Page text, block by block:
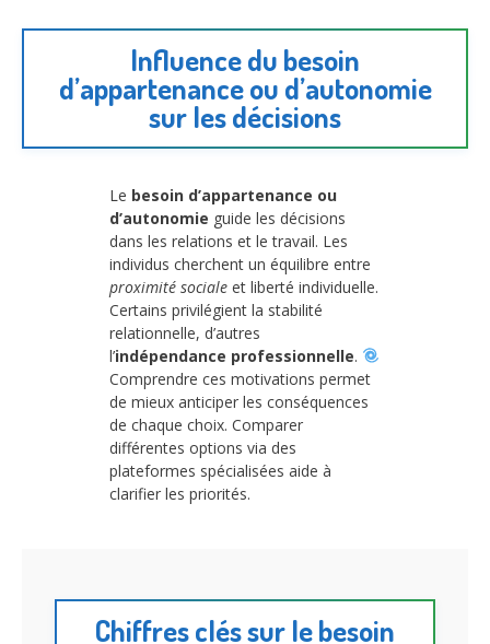
Influence du besoin
d’appartenance ou d’autonomie
sur les décisions
Le besoin d’appartenance ou
d’autonomie guide les décisions
dans les relations et le travail. Les
individus cherchent un équilibre entre
proximité sociale et liberté individuelle.
Certains privilégient la stabilité
relationnelle, d’autres
l’indépendance professionnelle.
Comprendre ces motivations permet
de mieux anticiper les conséquences
de chaque choix. Comparer
différentes options via des
plateformes spécialisées aide à
clarifier les priorités.
Chiffres clés sur le besoin